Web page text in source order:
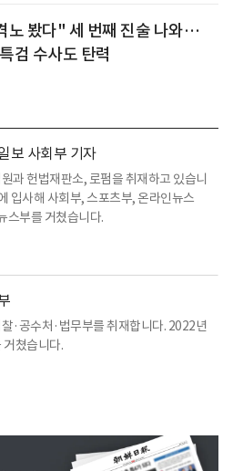
노 봤다" 세 번째 진술 나와…
검 수사도 탄력
보 사회부 기자
과 헌법재판소, 로펌을 취재하고 있습니
입사해 사회부, 스포츠부, 온라인뉴스
스부를 거쳤습니다.
·공수처·법무부를 취재합니다. 2022년
거쳤습니다.